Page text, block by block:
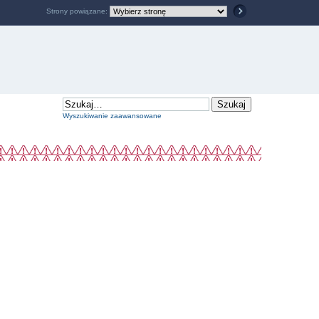
Wyszukiwanie zaawansowane
Strony powiązane: